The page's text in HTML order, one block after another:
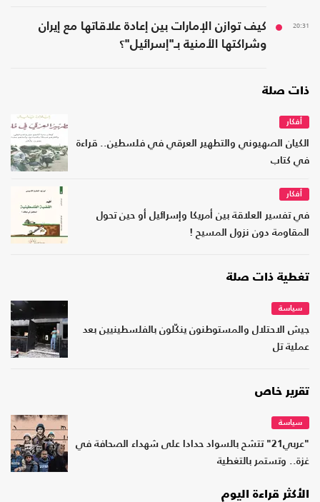
20:31
كيف توازن الإمارات بين إعادة علاقاتها مع إيران
وشراكتها الأمنية بـ"إسرائيل"؟
ذات صلة
أفكار
الكيان الصهيوني والتطهير العرقي في فلسطين.. قراءة
في كتاب
أفكار
في تفسير العلاقة بين أمريكا وإسرائيل أو حين تحول
المقاومة دون نزول المسيح !
تغطية ذات صلة
سياسة
جيش الاحتلال والمستوطنون ينكّلون بالفلسطينيين بعد
عملية تل
تقرير خاص
سياسة
"عربي21" تتشح بالسواد حدادا على شهداء الصحافة في
غزة.. وتستمر بالتغطية
الأكثر قراءة اليوم